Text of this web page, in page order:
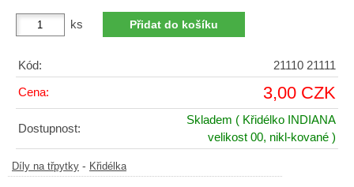
ks
Kód: 21110 21111
Cena: 3,00 CZK
Dostupnost:
Skladem ( Křidélko INDIANA
velikost 00, nikl-kované )
Díly na třpytky - Křidélka